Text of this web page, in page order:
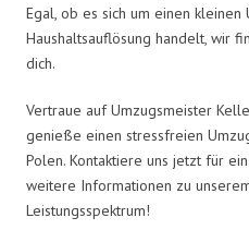
Egal, ob es sich um einen
Haushaltsauflösung handelt, wir
dich.
Vertraue auf Umzugsmeister
genieße einen stressfreien
Polen. Kontaktiere uns jetzt für
weitere Informationen zu
Leistungsspektrum!